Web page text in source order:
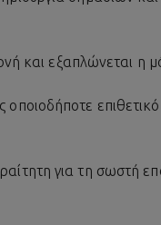
και εξαπλώνεται η
επιθετικό
για τη σωστή